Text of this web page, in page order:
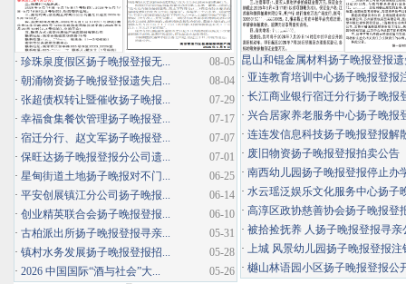
昆山和锟金属材料扬子晚报登报
· 亚连教育培训中心扬子晚报登报
· 长江商业银行宿迁分行扬子晚报
· 兴合居家养老服务中心扬子晚报
· 连连发信息科技扬子晚报登报解
· 废旧物资扬子晚报登报拍卖公告
· 南西幼儿园扬子晚报登报停止办
· 水云瑶泛娱乐文化服务中心扬子
· 高淳区政协慈善协会扬子晚报登
· 被拾捡抚养 人扬子晚报登报寻亲
· 上城 风景幼儿园扬子晚报登报注
· 樾山林语园小区扬子晚报登报公
08-05
· 珍珠泉度假区扬子晚报登报无...
08-04
· 朝涌物资扬子晚报登报遗失启...
07-29
· 张超债权转让暨催收扬子晚报...
07-17
· 幸福食集餐饮管理扬子晚报登...
07-07
· 宿迁分行、赵文军扬子晚报登...
07-01
· 保旺达扬子晚报登报分公司遗...
06-25
· 星甸街道土地扬子晚报对不门...
06-14
· 平安创展镇江分公司扬子晚报...
06-10
· 创业精英联合会扬子晚报登报...
05-31
· 古柏派出所扬子晚报登报寻亲...
05-28
· 镇村水务发展扬子晚报登报招...
05-26
· 2026 中国国际“酒与社会”大...